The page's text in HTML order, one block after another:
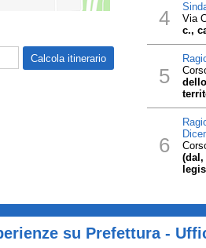
4
Via
c.,
5
6
(dal,
su Prefettura -